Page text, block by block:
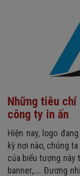
Những tiêu
công ty in ấn
Hiện nay, logo
kỳ nơi nào, chúng
của biểu tượng này
banner,.... Đương